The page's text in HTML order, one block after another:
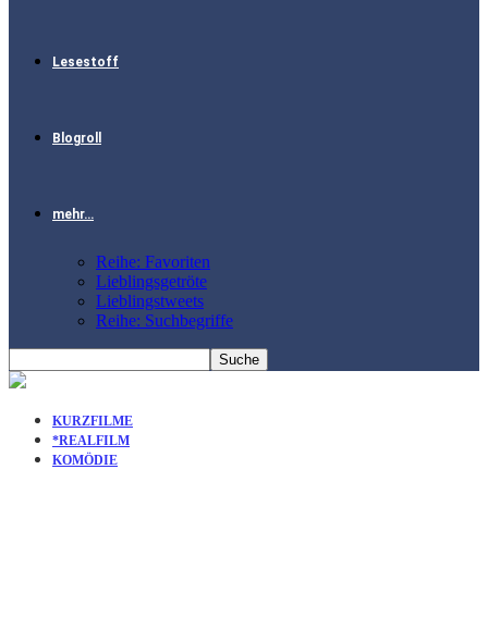
Lesestoff
Blogroll
mehr…
Reihe: Favoriten
Lieblingsgetröte
Lieblingstweets
Reihe: Suchbegriffe
KURZFILME
*REALFILM
KOMÖDIE